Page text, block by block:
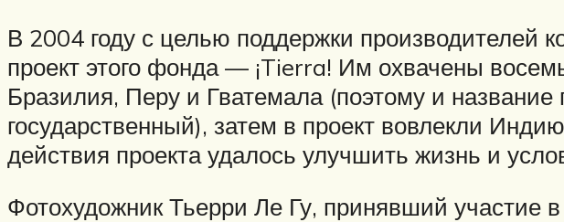
В 2004 году с целью поддержки производителей
проект этого фонда — ¡Tierra! Им охвачены
Бразилия, Перу и Гватемала (поэтому и название
государственный), затем в проект вовлекли
действия проекта удалось улучшить жизнь и
Фотохудожник Тьерри Ле Гу, принявший участие